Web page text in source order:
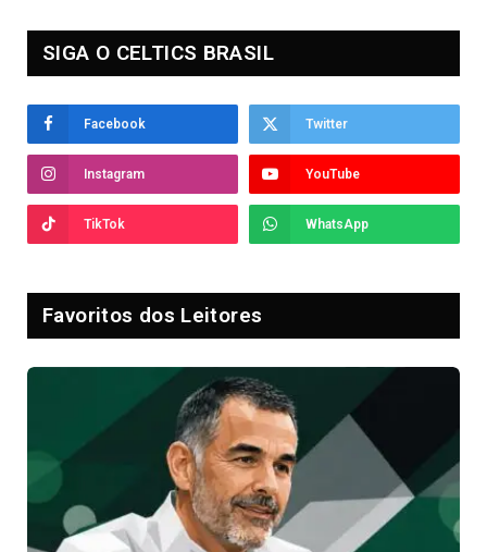
SIGA O CELTICS BRASIL
Facebook Twitter
Instagram YouTube
TikTok WhatsApp
Favoritos dos Leitores